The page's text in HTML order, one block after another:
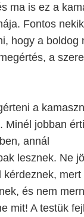
ma is ez a
Fontos
hogy a boldog
a
a
Minél jobban
annál
lesznek. Ne
mert
és nem
mit! A testük